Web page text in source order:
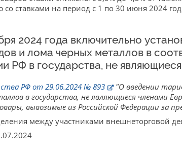
ставками на период с 1 по 30 июня 2024
2024 года включительно
и лома черных металлов в
РФ в государства, не
РФ от 29.06.2024 № 893
"О введении
в государства, не являющиеся членами
вывозимые из Российской Федерации за
между участниками внешнеторговой